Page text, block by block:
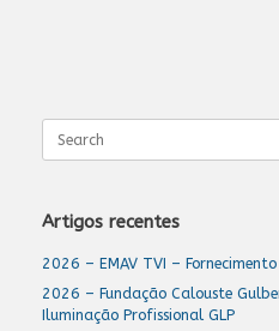
for:
Artigos recentes
2026 – EMAV TVI –
2026 – Fundação Calouste
Iluminação Profissional GLP